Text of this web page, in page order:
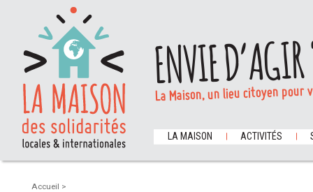
ENVIE
La Maison, un lieu citoyen
LA MAISON ACTIVITÉS
Accueil >